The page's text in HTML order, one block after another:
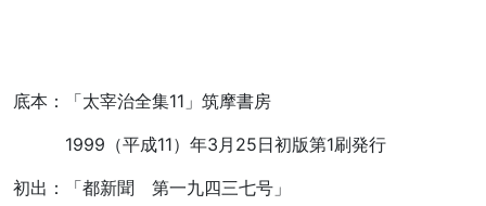
底本：「太宰治全集11」筑摩書房
1999（平成11）年3月25日初版第1刷発行
初出：「都新聞 第一九四三七号」